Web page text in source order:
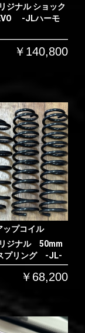
ジナル ショック
-JLハーモ
￥140,800
ップコイル
リジナル 50mm
プリング -JL-
￥68,200